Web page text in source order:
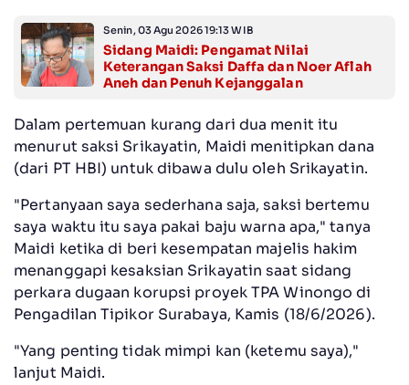
Senin, 03 Agu 2026 19:13 WIB
Sidang Maidi: Pengamat Nilai
Keterangan Saksi Daffa dan Noer Aflah
Aneh dan Penuh Kejanggalan
‎Dalam pertemuan kurang dari dua menit itu
menurut saksi Srikayatin, Maidi menitipkan dana
(dari PT HBI) untuk dibawa dulu oleh Srikayatin.
‎"Pertanyaan saya sederhana saja, saksi bertemu
saya waktu itu saya pakai baju warna apa," tanya
Maidi ketika di beri kesempatan majelis hakim
menanggapi kesaksian Srikayatin saat sidang
perkara dugaan korupsi proyek TPA Winongo di
Pengadilan Tipikor Surabaya, Kamis (18/6/2026).
‎"Yang penting tidak mimpi kan (ketemu saya),"
lanjut Maidi.